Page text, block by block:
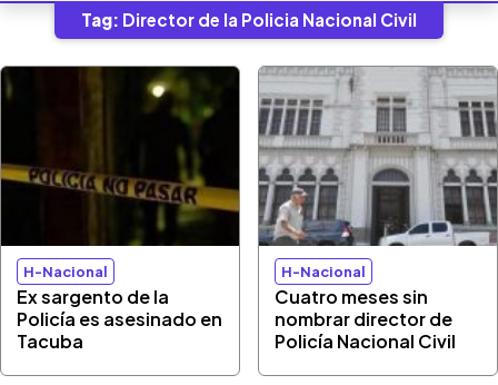
Tag: Director de la Policia Nacional Civil
H-Nacional
Ex sargento de la
Policía es asesinado en
Tacuba
H-Nacional
Cuatro meses sin
nombrar director de
Policía Nacional Civil